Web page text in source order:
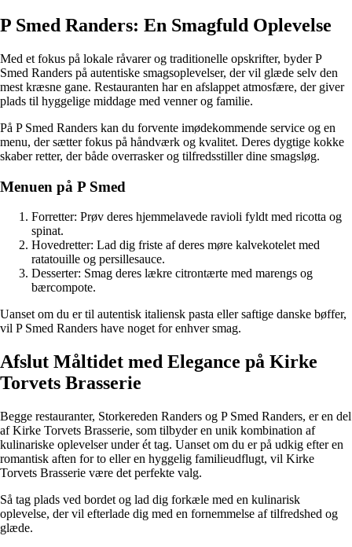
P Smed Randers: En Smagfuld Oplevelse
Med et fokus på lokale råvarer og traditionelle opskrifter, byder P
Smed Randers på autentiske smagsoplevelser, der vil glæde selv den
mest kræsne gane. Restauranten har en afslappet atmosfære, der giver
plads til hyggelige middage med venner og familie.
På P Smed Randers kan du forvente imødekommende service og en
menu, der sætter fokus på håndværk og kvalitet. Deres dygtige kokke
skaber retter, der både overrasker og tilfredsstiller dine smagsløg.
Menuen på P Smed
Forretter: Prøv deres hjemmelavede ravioli fyldt med ricotta og
spinat.
Hovedretter: Lad dig friste af deres møre kalvekotelet med
ratatouille og persillesauce.
Desserter: Smag deres lækre citrontærte med marengs og
bærcompote.
Uanset om du er til autentisk italiensk pasta eller saftige danske bøffer,
vil P Smed Randers have noget for enhver smag.
Afslut Måltidet med Elegance på Kirke
Torvets Brasserie
Begge restauranter, Storkereden Randers og P Smed Randers, er en del
af Kirke Torvets Brasserie, som tilbyder en unik kombination af
kulinariske oplevelser under ét tag. Uanset om du er på udkig efter en
romantisk aften for to eller en hyggelig familieudflugt, vil Kirke
Torvets Brasserie være det perfekte valg.
Så tag plads ved bordet og lad dig forkæle med en kulinarisk
oplevelse, der vil efterlade dig med en fornemmelse af tilfredshed og
glæde.